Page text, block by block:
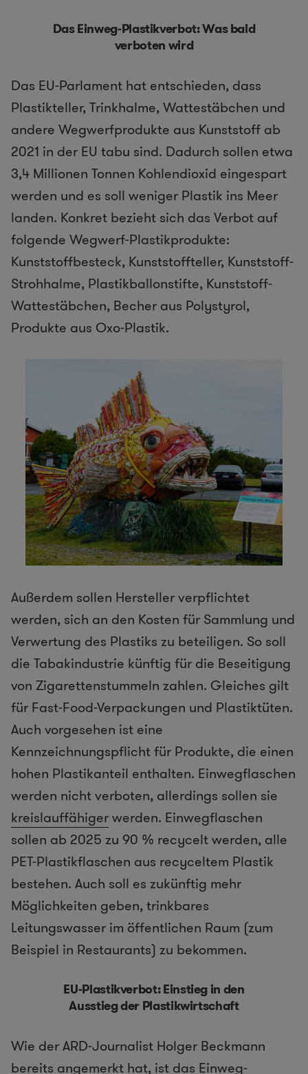
Das Einweg-Plastikverbot: Was bald
verboten wird
Das EU-Parlament hat entschieden, dass
Plastikteller, Trinkhalme, Wattestäbchen und
andere Wegwerfprodukte aus Kunststoff ab
2021 in der EU tabu sind. Dadurch sollen etwa
3,4 Millionen Tonnen Kohlendioxid eingespart
werden und es soll weniger Plastik ins Meer
landen. Konkret bezieht sich das Verbot auf
folgende Wegwerf-Plastikprodukte:
Kunststoffbesteck, Kunststoffteller, Kunststoff-
Strohhalme, Plastikballonstifte, Kunststoff-
Wattestäbchen, Becher aus Polystyrol,
Produkte aus Oxo-Plastik.
Außerdem sollen Hersteller verpflichtet
werden, sich an den Kosten für Sammlung und
Verwertung des Plastiks zu beteiligen. So soll
die Tabakindustrie künftig für die Beseitigung
von Zigarettenstummeln zahlen. Gleiches gilt
für Fast-Food-Verpackungen und Plastiktüten.
Auch vorgesehen ist eine
Kennzeichnungspflicht für Produkte, die einen
hohen Plastikanteil enthalten. Einwegflaschen
werden nicht verboten, allerdings sollen sie
kreislauffähigerwerden. Einwegflaschen
sollen ab 2025 zu 90 % recycelt werden, alle
PET-Plastikflaschen aus recyceltem Plastik
bestehen. Auch soll es zukünftig mehr
Möglichkeiten geben, trinkbares
Leitungswasser im öffentlichen Raum (zum
Beispiel in Restaurants) zu bekommen.
EU-Plastikverbot: Einstieg in den
Ausstieg der Plastikwirtschaft
Wie der ARD-Journalist Holger Beckmann
bereits angemerkt hat, ist das Einweg-